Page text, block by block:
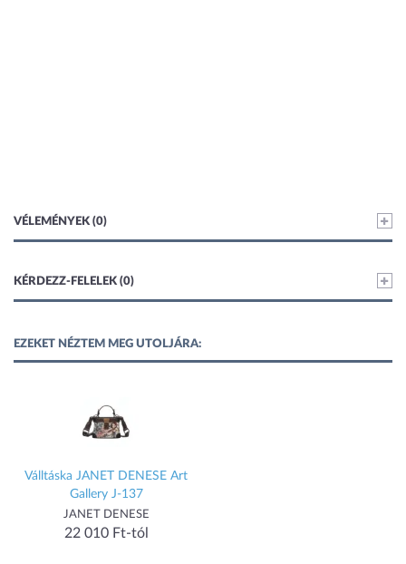
VÉLEMÉNYEK (0)
KÉRDEZZ-FELELEK (0)
EZEKET NÉZTEM MEG UTOLJÁRA:
Válltáska JANET DENESE Art
Gallery J-137
JANET DENESE
22 010 Ft-tól